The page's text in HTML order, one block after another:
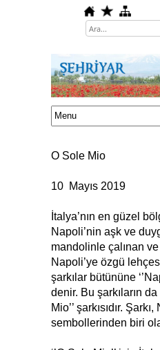
O Sole Mio
10 Mayıs 2019
İtalya’nın en güzel
Napoli’nin aşk ve
mandolinle çalınan
Napoli’ye özgü
şarkılar bütününe
denir. Bu şarkıların
Mio’’ şarkısıdır.
sembollerinden biri